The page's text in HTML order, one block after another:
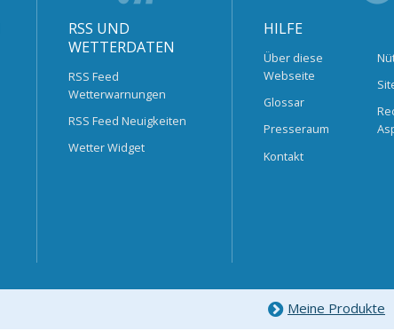
RSS UND
WETTERDATEN
RSS Feed
Wetterwarnungen
RSS Feed Neuigkeiten
Wetter Widget
HILFE
Über diese
Webseite
Glossar
Presseraum
Kontakt
Meine Produkte